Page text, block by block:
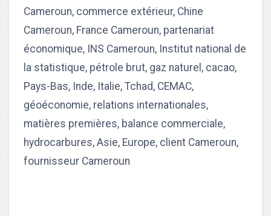
Cameroun, commerce extérieur, Chine
Cameroun, France Cameroun, partenariat
économique, INS Cameroun, Institut national de
la statistique, pétrole brut, gaz naturel, cacao,
Pays-Bas, Inde, Italie, Tchad, CEMAC,
géoéconomie, relations internationales,
matières premières, balance commerciale,
hydrocarbures, Asie, Europe, client Cameroun,
fournisseur Cameroun